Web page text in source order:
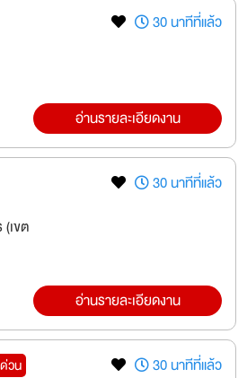
30 นาทีที่แล้ว
อ่านรายละเอียดงาน
เขต
30 นาทีที่แล้ว
อ่านรายละเอียดงาน
วน 30 นาทีที่แล้ว